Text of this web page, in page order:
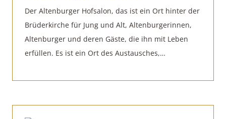
Der Altenburger Hofsalon, das ist ein Ort hinter der
Brüderkirche für Jung und Alt, Altenburgerinnen,
Altenburger und deren Gäste, die ihn mit Leben
erfüllen. Es ist ein Ort des Austausches,…